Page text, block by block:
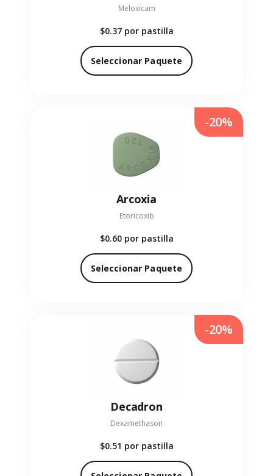
Meloxicam
$0.37 por pastilla
Seleccionar Paquete
Arcoxia
Etoricoxib
$0.60 por pastilla
Seleccionar Paquete
-20%
Decadron
Dexamethason
$0.51 por pastilla
-20%